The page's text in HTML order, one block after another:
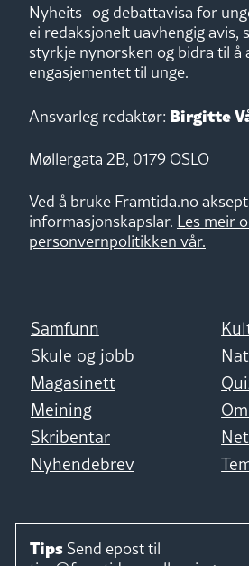
Nyheits- og debattavisa for
ei redaksjonelt uavhengig avis,
styrkje nynorsken og bidra til å
engasjementet til unge.
Ansvarleg redaktør: Birgitte
Møllergata 2B, 0179 OSLO
Ved å bruke Framtida.no
informasjonskapslar. Les meir
personvernpolitikken vår.
Samfunn
Skule og jobb
Magasinett
Meining
Skribentar
Nyhendebrev
Tips Send epost til